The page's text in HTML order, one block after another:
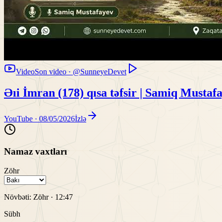
VideoSon video · @SunneyeDevet
Əıi İmran (178) qısa təfsir | Samiq
YouTube ·08/05/2026İzlə
Namaz vaxtları
Zöhr
Növbəti: Zöhr· 12:47
Sübh